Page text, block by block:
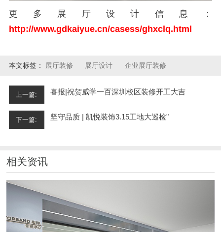
更多展厅设计信息：
http://www.gdkaiyue.cn/casess/ghxclq.html
本文标签： 展厅装修 展厅设计 企业展厅装修
上一篇: 喜报|祝贺威学一百深圳校区装修开工大吉
下一篇: 坚守品质 | 凯悦装饰3.15工地大巡检"
相关资讯